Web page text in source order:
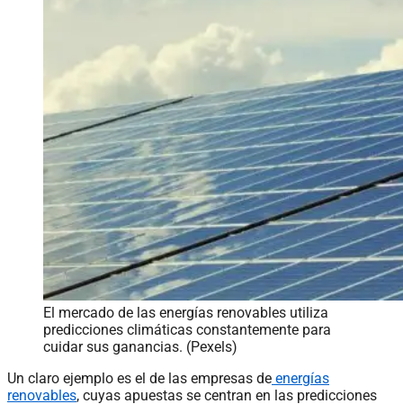
El mercado de las energías renovables utiliza
predicciones climáticas constantemente para
cuidar sus ganancias. (Pexels)
Un claro ejemplo es el de las empresas de energías
renovables, cuyas apuestas se centran en las predicciones